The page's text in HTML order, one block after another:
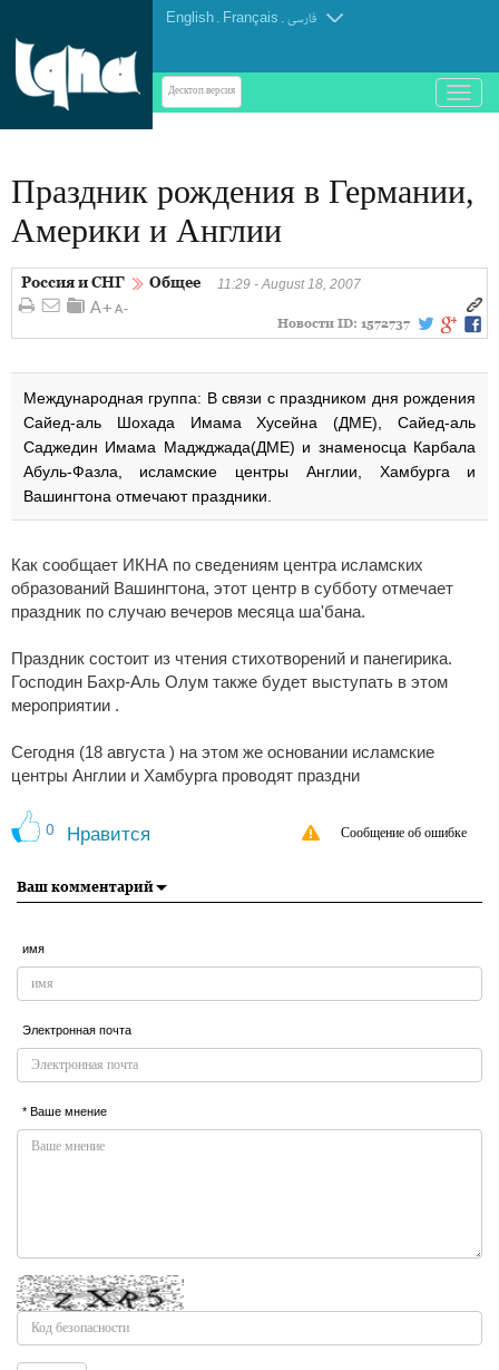
English . Français . فارسی
Десктоп-версия
باز
و
منو
Праздник рождения в Германии,
Америки и Англии
Россия и СНГ Общее 11:29 - August 18, 2007
Новости ID: 1572737
Международная группа: В связи с праздником дня рождения
Сайед-аль Шохада Имама Хусейна (ДМЕ), Сайед-аль
Саджедин Имама Маджджада(ДМЕ) и знаменосца Карбала
Абуль-Фазла, исламские центры Англии, Хамбурга и
Вашингтона отмечают праздники.
Как сообщает ИКНА по сведениям центра исламских
образований Вашингтона, этот центр в субботу отмечает
праздник по случаю вечеров месяца ша'бана.
Праздник состоит из чтения стихотворений и панегирика.
Господин Бахр-Аль Олум также будет выступать в этом
мероприятии .
Сегодня (18 августа ) на этом же основании исламские
центры Англии и Хамбурга проводят праздни
0 Нравится Сообщение об ошибке
Ваш комментарий
имя
Электронная почта
* Ваше мнение